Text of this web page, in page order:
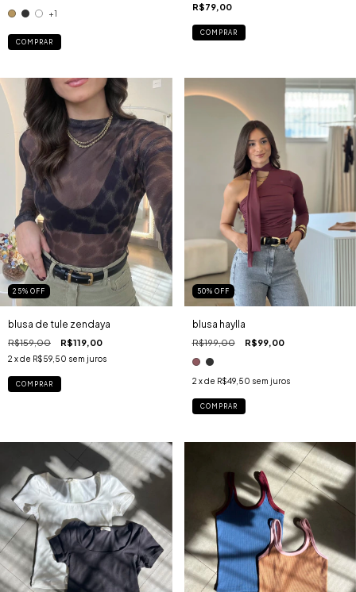
+1
COMPRAR
R$79,00
COMPRAR
25% OFF
blusa de tule zendaya
R$159,00 R$119,00
2 x de R$59,50 sem juros
COMPRAR
50% OFF
blusa haylla
R$199,00 R$99,00
2 x de R$49,50 sem juros
COMPRAR